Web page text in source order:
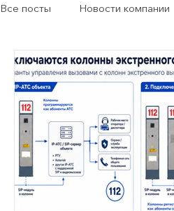
Все посты Новости компании
Колонны экстренного вызова